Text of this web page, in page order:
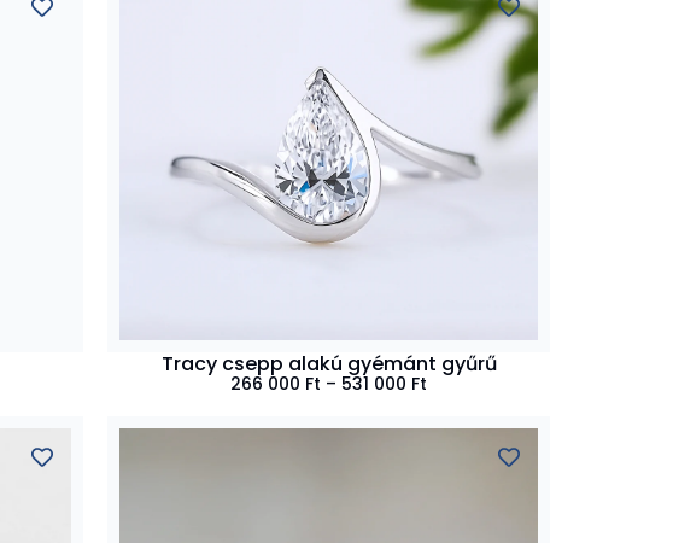
Tracy csepp alakú gyémánt gyűrű
266 000 Ft – 531 000 Ft